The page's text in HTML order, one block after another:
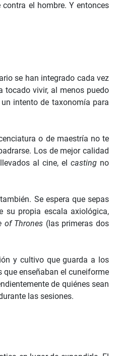
el hombre. Y entonces
se han integrado cada vez
tocado vivir, al menos puedo
intento de taxonomía para
o de maestría no te
Los de mejor calidad
al cine, el casting no
Se espera que sepas
su propia escala axiológica,
of Thrones (las primeras dos
y cultivo que guarda a los
enseñaban el cuneiforme
de quiénes sean
las sesiones.